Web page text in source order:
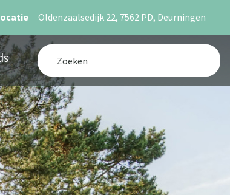
Oldenzaalsedijk 22, 7562 PD, Deurningen